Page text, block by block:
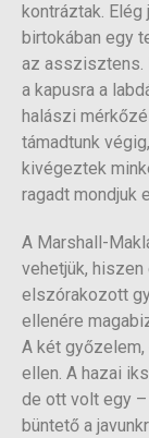
kontráztak.
birtokában egy
az asszisztens.
a kapusra a
halászi
támadtunk
kivégeztek
ragadt mondjuk
A Marshall-
vehetjük, hiszen
elszórakozott
ellenére
A két
ellen. A hazai
de ott volt egy
büntető a